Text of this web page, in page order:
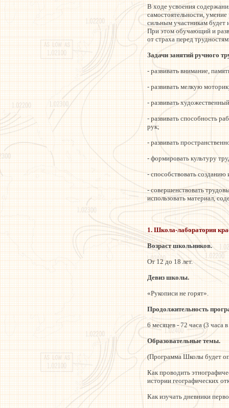
В ходе усвоения
самостоятельности,
сильным участникам будет
При этом обучающий и
от страха перед
Задачи занятий ручного
- развивать внимание,
- развивать мелкую
- развивать
- развивать способность
рук;
- развивать
- формировать культуру
- способствовать
- совершенствовать
использовать материал,
1. Школа-лаборатория
Возраст школьников.
От 12 до 18 лет.
Девиз школы.
«Рукописи не горят».
Продолжительность
6 месяцев - 72 часа (3 часа
Образовательные темы.
(Программа Школы будет
Как проводить
истории географических
Как изучать дневники